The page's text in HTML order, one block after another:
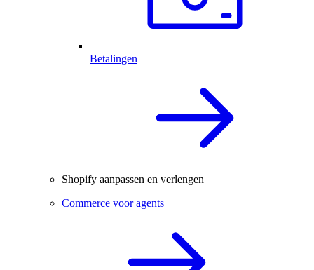
Betalingen
Shopify aanpassen en verlengen
Commerce voor agents